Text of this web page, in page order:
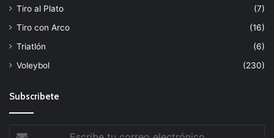
Tiro al Plato
(7)
Tiro con Arco
(16)
Triatlón
(6)
Voleybol
(230)
Subscribete